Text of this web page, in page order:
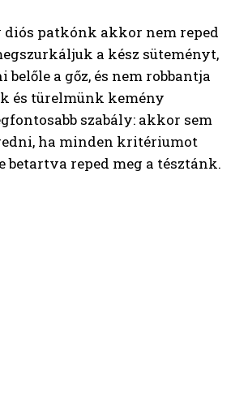
diós patkónk akkor nem reped
a kész süteményt,
a gőz, és nem robbantja
és türelmünk kemény
szabály: akkor sem
ha minden kritériumot
reped meg a tésztánk.